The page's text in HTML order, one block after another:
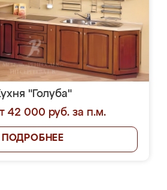
"Голуба"
42 000 руб. за п.м.
ПОДРОБНЕЕ